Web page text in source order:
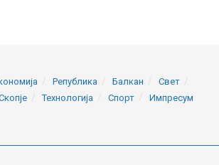
Република Балкан
Свет
Технологија Спорт Импресум